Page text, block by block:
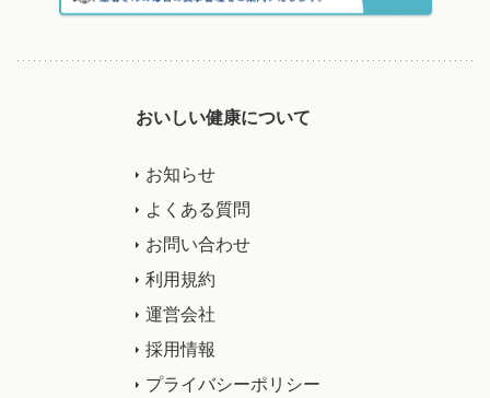
おいしい健康について
お知らせ
よくある質問
お問い合わせ
利用規約
運営会社
採用情報
プライバシーポリシー